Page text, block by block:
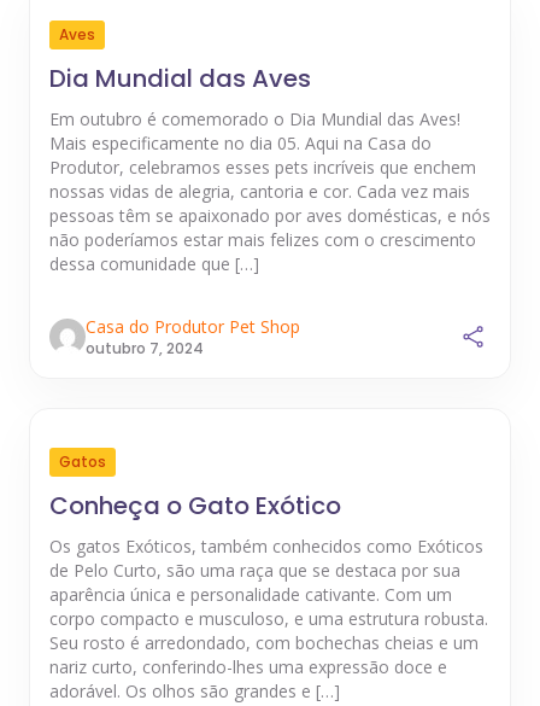
Aves
Dia Mundial das Aves
Em outubro é comemorado o Dia Mundial das Aves!
Mais especificamente no dia 05. Aqui na Casa do
Produtor, celebramos esses pets incríveis que enchem
nossas vidas de alegria, cantoria e cor. Cada vez mais
pessoas têm se apaixonado por aves domésticas, e nós
não poderíamos estar mais felizes com o crescimento
dessa comunidade que […]
Casa do Produtor Pet Shop
outubro 7, 2024
Gatos
Conheça o Gato Exótico
Os gatos Exóticos, também conhecidos como Exóticos
de Pelo Curto, são uma raça que se destaca por sua
aparência única e personalidade cativante. Com um
corpo compacto e musculoso, e uma estrutura robusta.
Seu rosto é arredondado, com bochechas cheias e um
nariz curto, conferindo-lhes uma expressão doce e
adorável. Os olhos são grandes e […]